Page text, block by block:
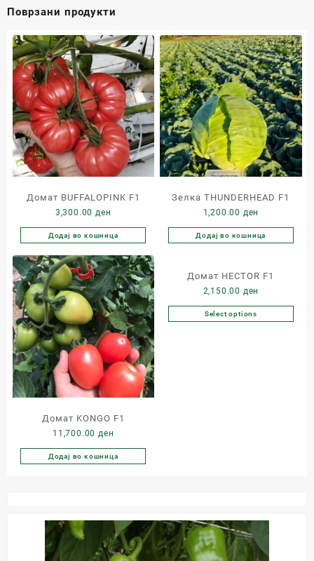
Поврзани продукти
Домат BUFFALOPINK F1
3,300.00ден
Додај во кошница
Зелка THUNDERHEAD F1
1,200.00 ден
Додај во кошница
Домат KONGO F1
11,700.00 ден
Додај во кошница
Домат HECTOR F1
2,150.00 ден
Select options